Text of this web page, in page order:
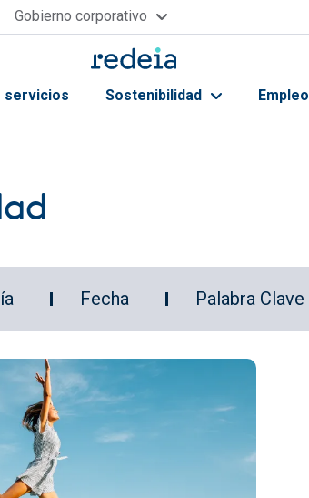
Gobierno corporativo
servicios Sostenibilidad Empleo
la navegación
Fecha Palabra Clave